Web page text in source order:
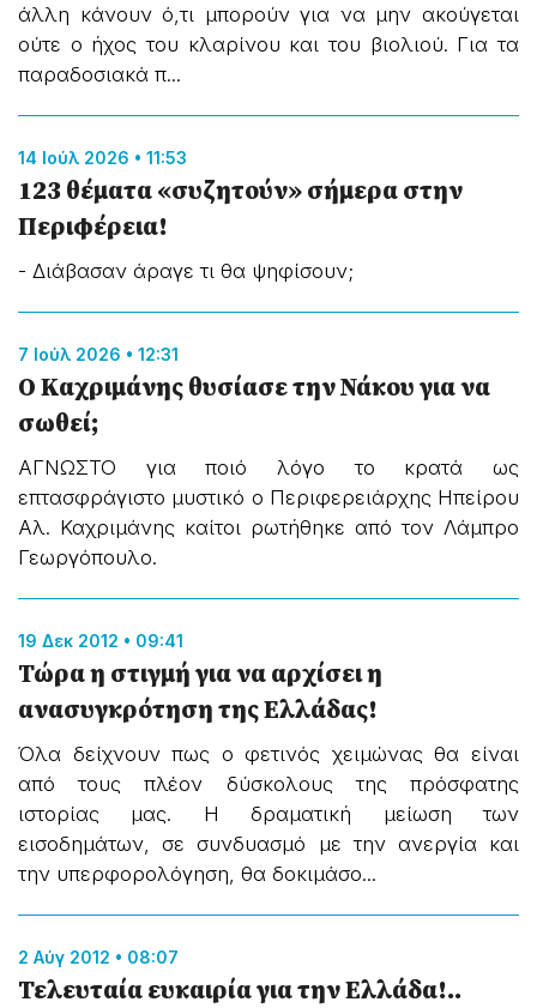
άλλη κάνουν ό,τι μπορούν για να μην ακούγεται
ούτε ο ήχος του κλαρίνου και του βιολιού. Για τα
παραδοσιακά π...
14 Ιούλ 2026 • 11:53
123 θέματα «συζητούν» σήμερα στην
Περιφέρεια!
- Διάβασαν άραγε τι θα ψηφίσουν;
7 Ιούλ 2026 • 12:31
Ο Καχριμάνης θυσίασε την Νάκου για να
σωθεί;
ΑΓΝΩΣΤΟ για ποιό λόγο το κρατά ως
επτασφράγιστο μυστικό ο Περιφερειάρχης Ηπείρου
Αλ. Καχριμάνης καίτοι ρωτήθηκε από τον Λάμπρο
Γεωργόπουλο.
19 Δεκ 2012 • 09:41
Τώρα η στιγμή για να αρχίσει η
ανασυγκρότηση της Ελλάδας!
Όλα δείχνουν πως ο φετινός χειμώνας θα είναι
από τους πλέον δύσκολους της πρόσφατης
ιστορίας μας. Η δραματική μείωση των
εισοδημάτων, σε συνδυασμό με την ανεργία και
την υπερφορολόγηση, θα δοκιμάσο...
2 Αύγ 2012 • 08:07
Τελευταία ευκαιρία για την Ελλάδα!..